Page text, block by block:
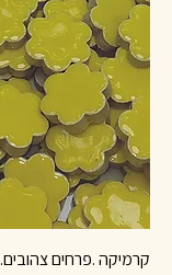
קרמיקה .פרחים צהובים. 250 גרם